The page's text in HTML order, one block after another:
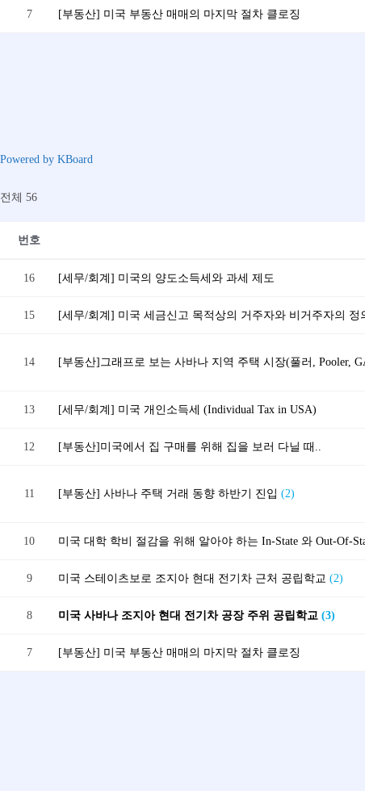
7 [부동산] 미국 부동산 매매의 마지막 절차 클로징
Powered by KBoard
전체 56
번호
16 [세무/회계] 미국의 양도소득세와 과세 제도
15 [세무/회계] 미국 세금신고 목적상의 거주자와 비거주자의 정
14 [부동산]그래프로 보는 사바나 지역 주택 시장(풀러, Pooler,
13 [세무/회계] 미국 개인소득세 (Individual Tax in USA)
12 [부동산] 미국에서 집 구매를 위해 집을 보러 다닐 때..
11 [부동산] 사바나 주택 거래 동향 하반기 진입 (2)
10 미국 대학 학비 절감을 위해 알아야 하는 In-State 와 Out-Of-
9 미국 스테이츠보로 조지아 현대 전기차 근처 공립학교 (2)
8 미국 사바나 조지아 현대 전기차 공장 주위 공립학교 (3)
7 [부동산] 미국 부동산 매매의 마지막 절차 클로징